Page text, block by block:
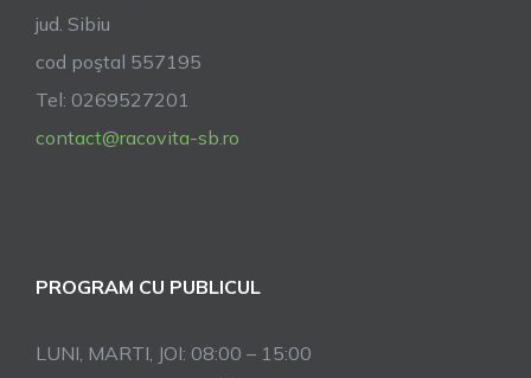
jud. Sibiu
cod poştal 557195
Tel: 0269527201
contact@racovita-sb.ro
PROGRAM CU PUBLICUL
LUNI, MARTI, JOI: 08:00 – 15:00